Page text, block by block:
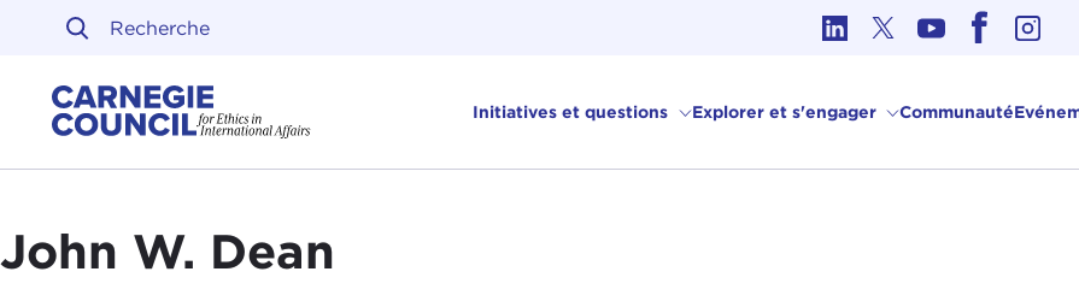
Skip to content
Initiatives et questions Explorer et s'engager Communauté
John W. Dean